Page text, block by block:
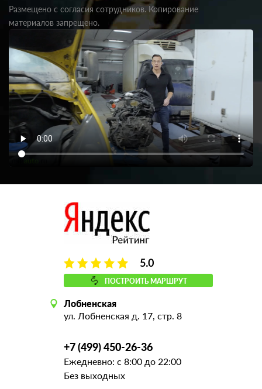
Размещено с согласия сотрудников. Копирование
материалов запрещено.
5.0
ПОСТРОИТЬ МАРШРУТ
Лобненская
ул. Лобненская д. 17, стр. 8
+7 (499) 450-26-36
Ежедневно: с 8:00 до 22:00
Без выходных